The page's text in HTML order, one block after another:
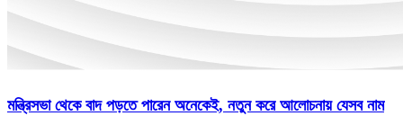
মন্ত্রিসভা থেকে বাদ পড়তে পারেন অনেকেই, নতুন করে আলোচনায় যেসব নাম